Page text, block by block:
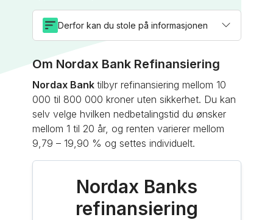
Derfor kan du stole på informasjonen
Om Nordax Bank Refinansiering
Nordax Bank tilbyr refinansiering mellom 10
000 til 800 000 kroner uten sikkerhet. Du kan
selv velge hvilken nedbetalingstid du ønsker
mellom 1 til 20 år, og renten varierer mellom
9,79 – 19,90 % og settes individuelt.
Nordax Banks
refinansiering